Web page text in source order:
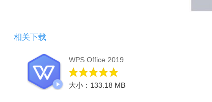
相关下载
WPS Office 2019
大小：133.18 MB